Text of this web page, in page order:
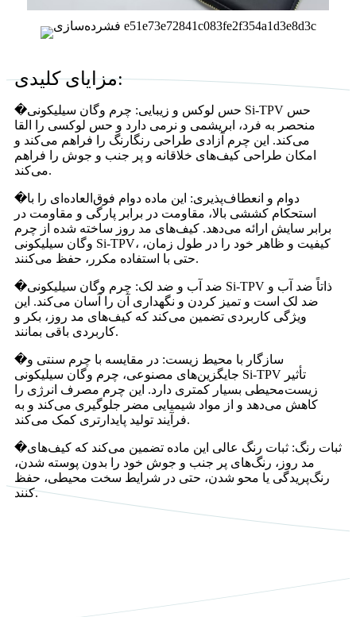
مزایای کلیدی:
‎�حس لوکس و زیبایی: چرم وگان سیلیکونی Si-TPV حس
منحصر به فرد، ابریشمی و نرمی دارد و حس لوکسی را القا
می‌کند. این چرم آزادی طراحی رنگارنگ را فراهم می‌کند و
امکان طراحی کیف‌های خلاقانه و پر جنب و جوش را فراهم
می‌کند.
‎�دوام و انعطاف‌پذیری: این ماده دوام فوق‌العاده‌ای را با
استحکام کششی بالا، مقاومت در برابر پارگی و مقاومت در
برابر سایش ارائه می‌دهد. کیف‌های مد روز ساخته شده از چرم
وگان سیلیکونی Si-TPV، کیفیت و ظاهر خود را در طول زمان،
حتی با استفاده مکرر، حفظ می‌کنند.
‎�ضد آب و ضد لک: چرم وگان سیلیکونی Si-TPV ذاتاً ضد آب و
ضد لک است و تمیز کردن و نگهداری آن را آسان می‌کند. این
ویژگی کاربردی تضمین می‌کند که کیف‌های مد روز، بکر و
کاربردی باقی بمانند.
‎�سازگار با محیط زیست: در مقایسه با چرم سنتی و
جایگزین‌های مصنوعی، چرم وگان سیلیکونی Si-TPV تأثیر
زیست‌محیطی بسیار کمتری دارد. این چرم مصرف انرژی را
کاهش می‌دهد و از مواد شیمیایی مضر جلوگیری می‌کند و به
فرآیند تولید پایدارتری کمک می‌کند.
‎�ثبات رنگ: ثبات رنگ عالی این ماده تضمین می‌کند که کیف‌های
مد روز، رنگ‌های پر جنب و جوش خود را بدون پوسته شدن،
رنگ‌پریدگی یا محو شدن، حتی در شرایط سخت محیطی، حفظ
کنند.